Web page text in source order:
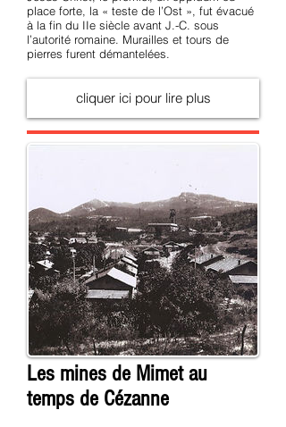
place forte, la « teste de l’Ost », fut évacué
à la fin du IIe siècle avant J.-C. sous
l’autorité romaine. Murailles et tours de
pierres furent démantelées.
cliquer ici pour lire plus
Les mines de Mimet au
temps de Cézanne